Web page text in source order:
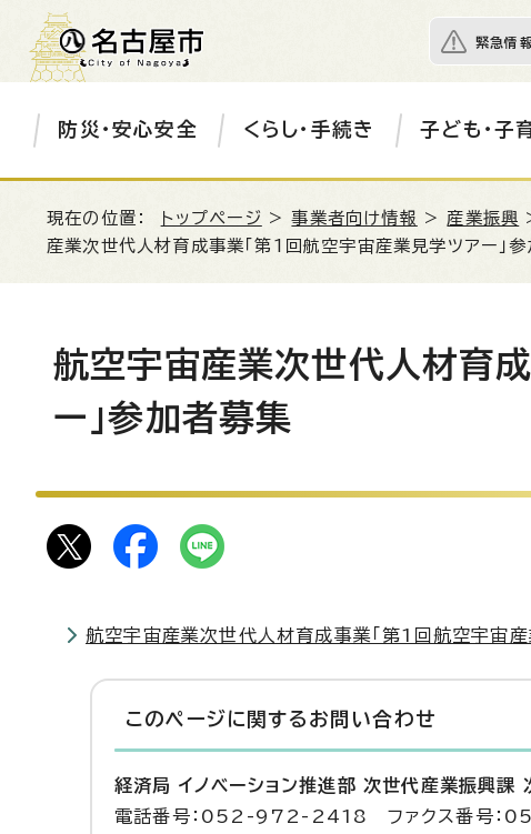
緊急情
防災・安心安全 くらし・手続き 子ども・子
現在の位置： トップページ >事業者向け情報 > 産業振興
産業次世代人材育成事業「第1回航空宇宙産業見学ツアー」
航空宇宙産業次世代人材育
ー」参加者募集
航空宇宙産業次世代人材育成事業「第1回航空宇宙産
このページに関する お問い合わせ
経済局 イノベーション推進部 次世代産業振興課
電話番号：052-972-2418 ファクス番号